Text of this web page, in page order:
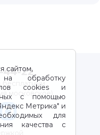
сайтом,
обработку
cookies и
с помощью
Метрика" и
для
качества с
44-22
бесплатный
московское)